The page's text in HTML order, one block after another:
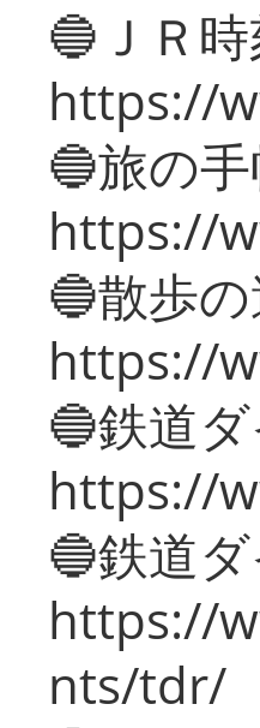
🔵ＪＲ
https://
🔵旅の
https://
🔵散歩
https://
🔵鉄道
https://
🔵鉄道
https://
nts/tdr/